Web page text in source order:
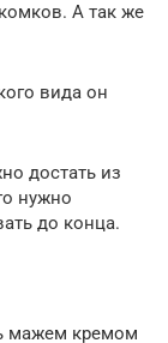
А так же
вида он
достать из
нужно
до конца.
мажем кремом